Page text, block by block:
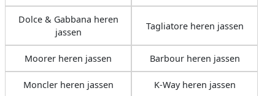
Dolce & Gabbana heren
jassen
Tagliatore heren jassen
Moorer heren jassen Barbour heren jassen
Moncler heren jassen K-Way heren jassen